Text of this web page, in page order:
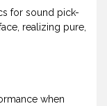
for sound pick-
realizing pure,
when